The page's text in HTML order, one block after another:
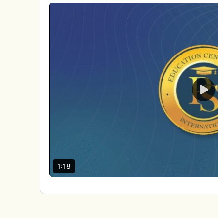
1:18